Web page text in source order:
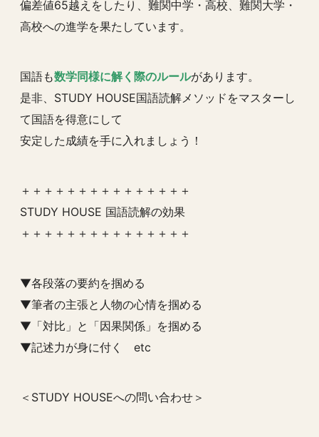
偏差値65越えをしたり、難関中学・高校、難関大学・
高校への進学を果たしています。
国語も数学同様に解く際のルールがあります。
是非、STUDY HOUSE国語読解メソッドをマスターし
て国語を得意にして
安定した成績を手に入れましょう！
＋＋＋＋＋＋＋＋＋＋＋＋＋＋＋
STUDY HOUSE 国語読解の効果
＋＋＋＋＋＋＋＋＋＋＋＋＋＋＋
▼各段落の要約を掴める
▼筆者の主張と人物の心情を掴める
▼「対比」と「因果関係」を掴める
▼記述力が身に付く etc
＜STUDY HOUSEへの問い合わせ＞